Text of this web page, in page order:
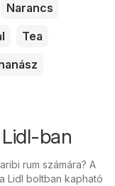
Narancs
Tea
ban
rum számára? A
Lidl boltban kapható